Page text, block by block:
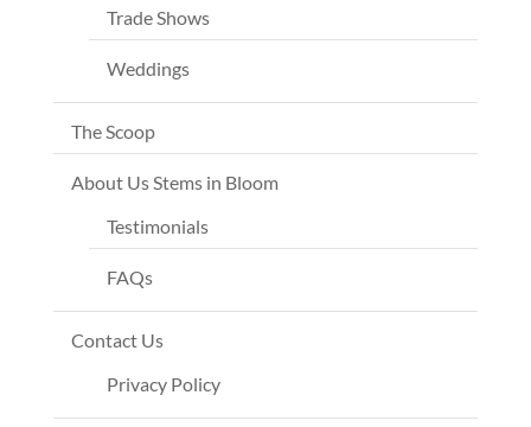
Trade Shows
Weddings
The Scoop
About Us Stems in Bloom
Testimonials
FAQs
Contact Us
Privacy Policy